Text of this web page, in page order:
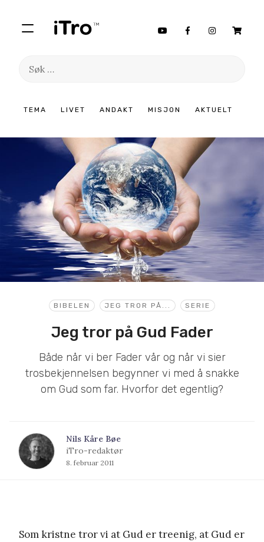
TEMA LIVET ANDAKT MISJON AKTUELT
Søk
innhold
BIBELEN JEG TROR PÅ... SERIE
Jeg tror på Gud Fader
Både når vi ber Fader vår og når vi sier
trosbekjennelsen begynner vi med å snakke
om Gud som far. Hvorfor det egentlig?
Nils Kåre Bøe
iTro-redaktør
8. februar 2011
Som kristne tror vi at Gud er treenig, at Gud er